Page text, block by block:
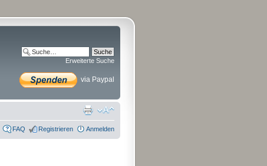
Erweiterte Suche
via Paypal
FAQ Registrieren Anmelden